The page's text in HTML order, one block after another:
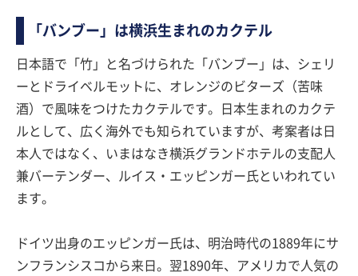
「バンブー」は横浜生まれのカクテル
日本語で「竹」と名づけられた「バンブー」は、シェリ
ーとドライベルモットに、オレンジのビターズ（苦味
酒）で風味をつけたカクテルです。日本生まれのカクテ
ルとして、広く海外でも知られていますが、考案者は日
本人ではなく、いまはなき横浜グランドホテルの支配人
兼バーテンダー、ルイス・エッピンガー氏といわれてい
ます。
ドイツ出身のエッピンガー氏は、明治時代の1889年にサ
ンフランシスコから来日。翌1890年、アメリカで人気の